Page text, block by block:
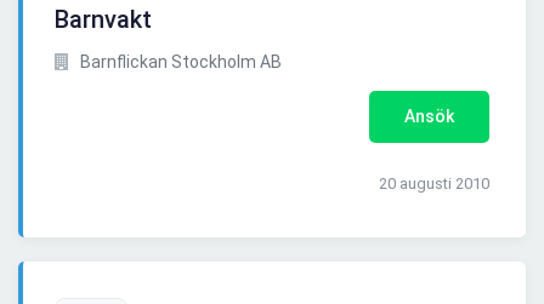
Barnvakt
Barnflickan Stockholm AB
Ansök
20 augusti 2010